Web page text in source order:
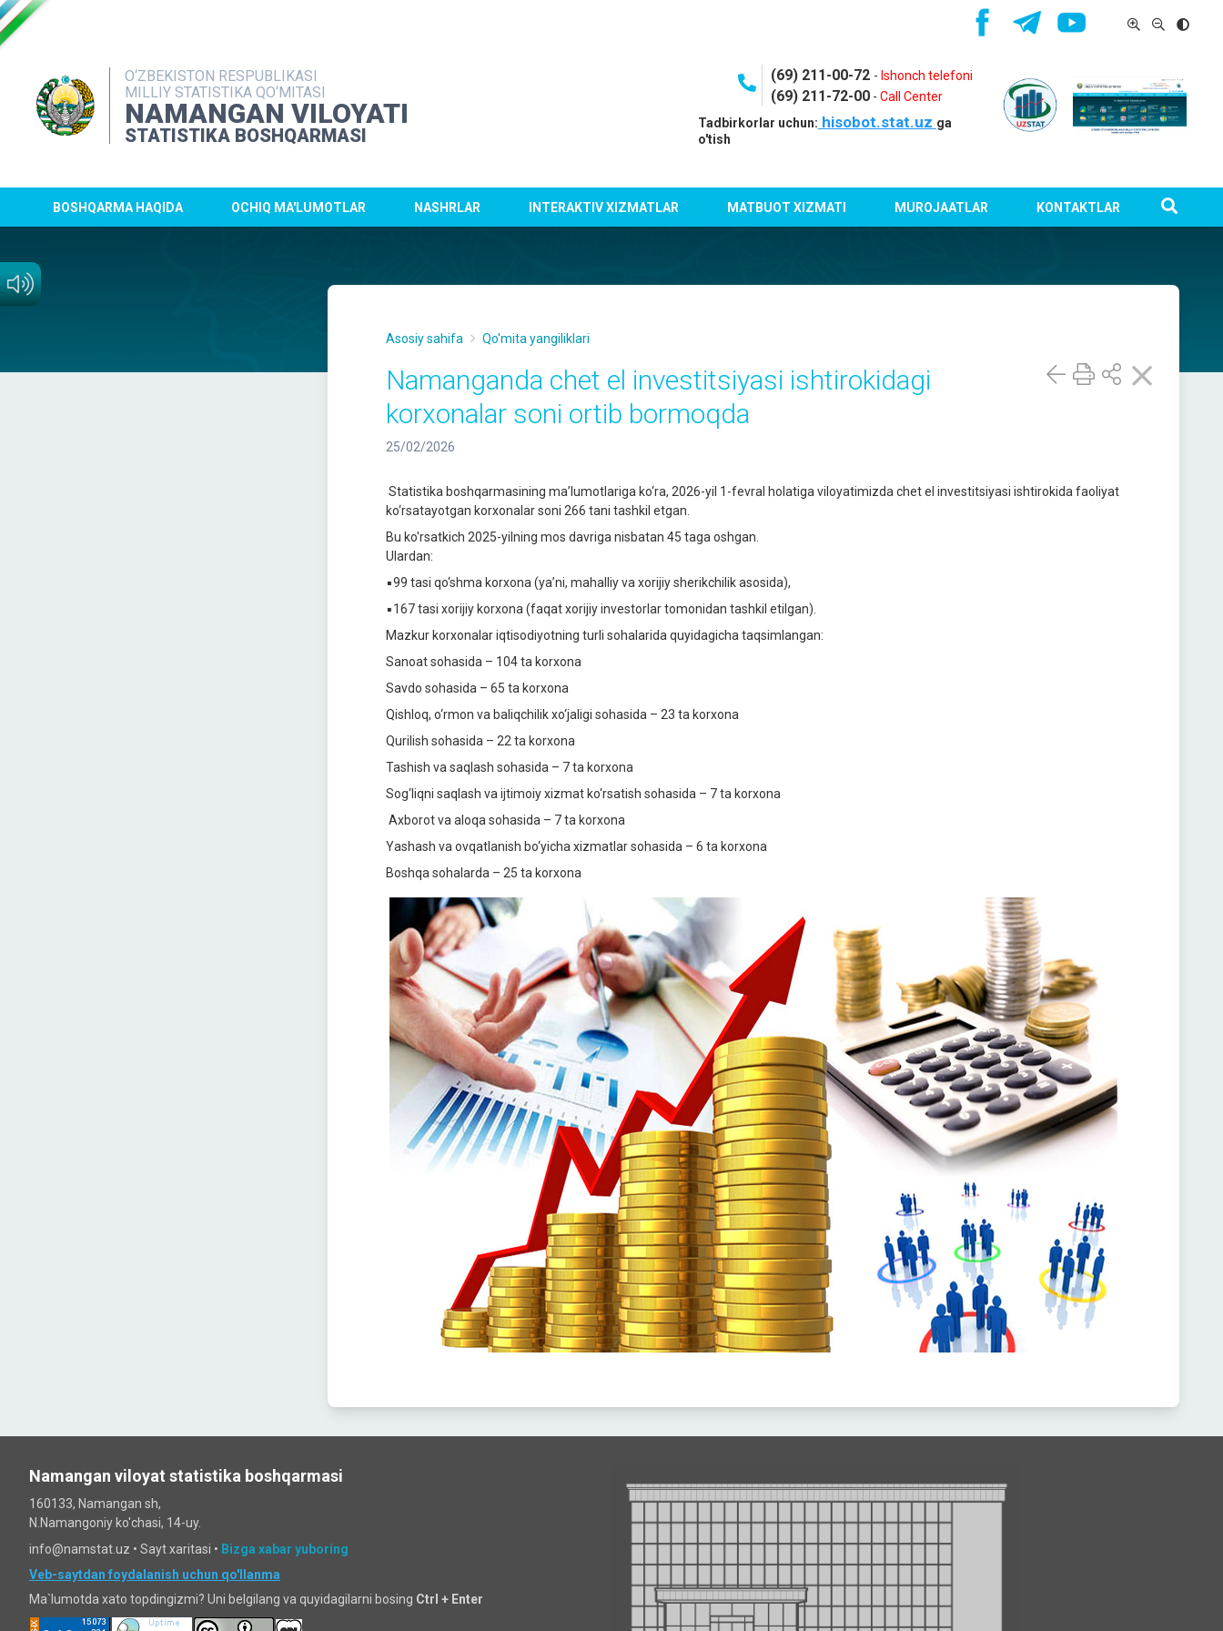
O‘ZBEKISTON RESPUBLIKASI
MILLIY STATISTIKA QO‘MITASI
NAMANGAN VILOYATI
STATISTIKA BOSHQARMASI
(69) 211-00-72 - Ishonch telefoni
(69) 211-72-00- Call Center
Tadbirkorlar uchun: hisobot.stat.uz ga
o'tish
BOSHQARMA HAQIDA OCHIQ MA'LUMOTLAR NASHRLAR INTERAKTIV XIZMATLAR MATBUOT XIZMATI MUROJAATLAR KONTAKTLAR
Asosiy sahifa Qo'mita yangiliklari
Namanganda chet el investitsiyasi ishtirokidagi
korxonalar soni ortib bormoqda
25/02/2026
Statistika boshqarmasining ma’lumotlariga ko‘ra, 2026-yil 1-fevral holatiga viloyatimizda chet el investitsiyasi ishtirokida faoliyat
ko‘rsatayotgan korxonalar soni 266 tani tashkil etgan.
Bu ko'rsatkich 2025-yilning mos davriga nisbatan 45 taga oshgan.
Ulardan:
▪️99 tasi qo‘shma korxona (ya’ni, mahalliy va xorijiy sherikchilik asosida),
▪️167 tasi xorijiy korxona (faqat xorijiy investorlar tomonidan tashkil etilgan).
Mazkur korxonalar iqtisodiyotning turli sohalarida quyidagicha taqsimlangan:
Sanoat sohasida – 104 ta korxona
Savdo sohasida – 65 ta korxona
Qishloq, o‘rmon va baliqchilik xo‘jaligi sohasida – 23 ta korxona
Qurilish sohasida – 22 ta korxona
Tashish va saqlash sohasida – 7 ta korxona
Sog‘liqni saqlash va ijtimoiy xizmat ko‘rsatish sohasida – 7 ta korxona
Axborot va aloqa sohasida – 7 ta korxona
Yashash va ovqatlanish bo‘yicha xizmatlar sohasida – 6 ta korxona
Boshqa sohalarda – 25 ta korxona
Namangan viloyat statistika boshqarmasi
160133, Namangan sh,
N.Namangoniy ko'chasi, 14-uy.
info@namstat.uz • Sayt xaritasi • Bizga xabar yuboring
Veb-saytdan foydalanish uchun qo'llanma
Ma`lumotda xato topdingizmi? Uni belgilang va quyidagilarni bosing Ctrl + Enter